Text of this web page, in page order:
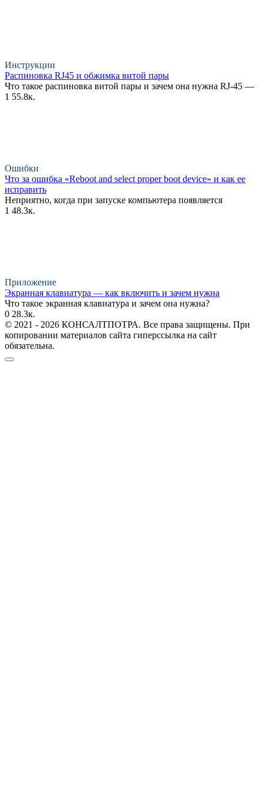
Инструкции
Распиновка RJ45 и обжимка витой пары
Что такое распиновка витой пары и зачем она нужна RJ-45 —
1 55.8к.
Ошибки
Что за ошибка «Reboot and select proper boot device» и как ее
исправить
Неприятно, когда при запуске компьютера появляется
1 48.3к.
Приложение
Экранная клавиатура — как включить и зачем нужна
Что такое экранная клавиатура и зачем она нужна?
0 28.3к.
© 2021 - 2026 КОНСАЛТПОТРА. Все права защищены. При
копировании материалов сайта гиперссылка на сайт
обязательна.